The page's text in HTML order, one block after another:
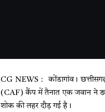
CG NEWS : कोंडागांव।
(CAF) कैंप में तैनात एक जवान ने
शोक की लहर दौड़ गई है।